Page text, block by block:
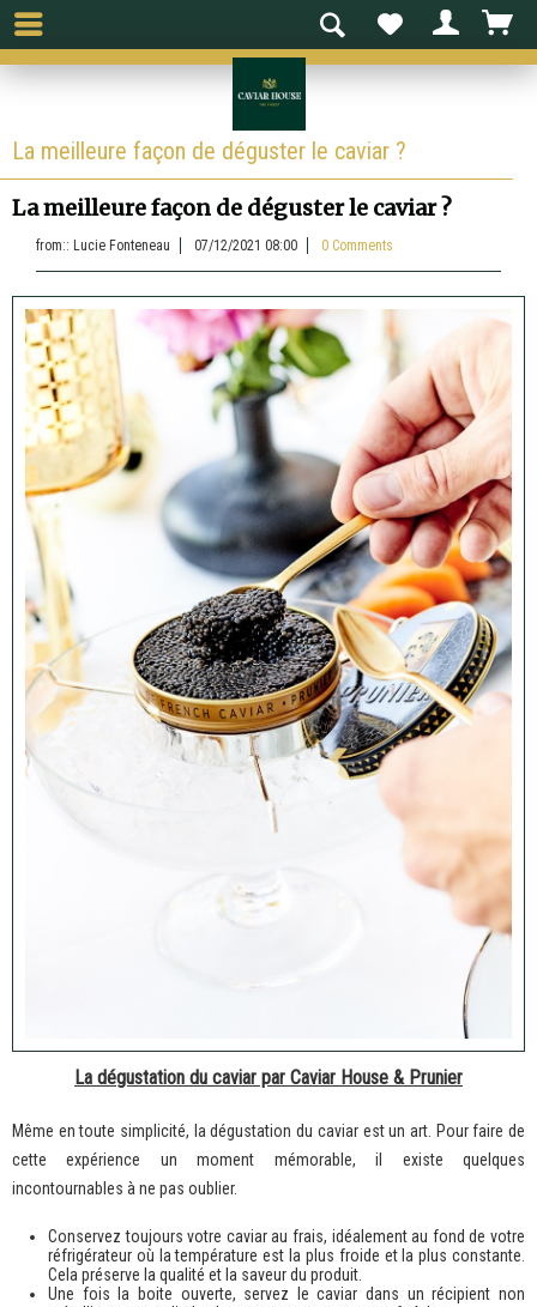
La meilleure façon de déguster le caviar ?
La meilleure façon de déguster le caviar ?
from:: Lucie Fonteneau 07/12/2021 08:00 0 Comments
La dégustation du caviar par Caviar House & Prunier
Même en toute simplicité, la dégustation du caviar est un art. Pour faire de
cette expérience un moment mémorable, il existe quelques
incontournables à ne pas oublier.
Conservez toujours votre caviar au frais, idéalement au fond de votre
réfrigérateur où la température est la plus froide et la plus constante.
Cela préserve la qualité et la saveur du produit.
Une fois la boite ouverte, servez le caviar dans un récipient non